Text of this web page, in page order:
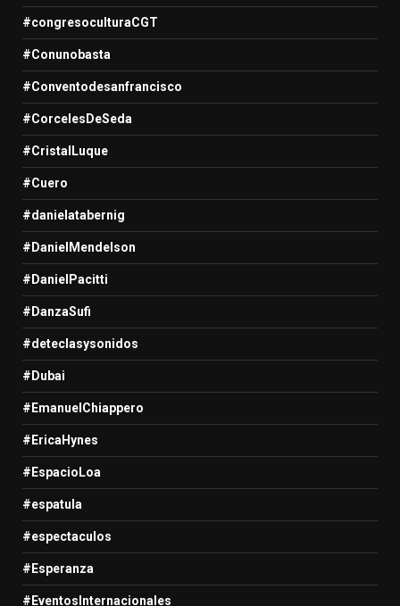
#congresoculturaCGT
#Conunobasta
#Conventodesanfrancisco
#CorcelesDeSeda
#CristalLuque
#Cuero
#danielatabernig
#DanielMendelson
#DanielPacitti
#DanzaSufi
#deteclasysonidos
#Dubai
#EmanuelChiappero
#EricaHynes
#EspacioLoa
#espatula
#espectaculos
#Esperanza
#EventosInternacionales